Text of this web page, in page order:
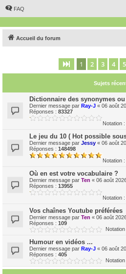
FAQ
Accueil du forum
Page 1sur10
1 2 3 4 5
Sujets
Dictionnaire des synonymes
Dernier message par Ray-J « 06 août
Réponses : 83327
Notation
Le jeu du 10 ( Hot possible
Dernier message par Jessy « 06 août
Réponses : 148498
Notation
Où en est votre vocabulaire ?
Dernier message par Ten « 06 août
Réponses : 13955
Notation
Vos chaînes Youtube préférées
Dernier message par Ten « 06 août
Réponses : 109
Humour en vidéos ...
Dernier message par Ray-J « 06 août
Réponses : 405